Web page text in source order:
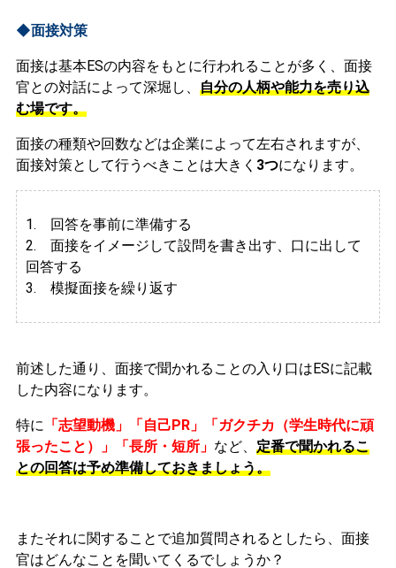
◆面接対策
面接は基本ESの内容をもとに行われることが多く、面接
官との対話によって深堀し、 自分の人柄や能力を売り込
む場です。
面接の種類や回数などは企業によって左右されますが、
面接対策として行うべきことは大きく 3つになります。
1. 回答を事前に準備する
2. 面接をイメージして設問を書き出す、口に出して
回答する
3. 模擬面接を繰り返す
前述した通り、面接で聞かれることの入り口はESに記載
した内容になります。
特に 「志望動機」「自己PR」「ガクチカ（学生時代に頑
張ったこと）」「長所・短所」 など、 定番で聞かれるこ
との回答は予め準備しておきましょう。
またそれに関することで追加質問されるとしたら、面接
官はどんなことを聞いてくるでしょうか？